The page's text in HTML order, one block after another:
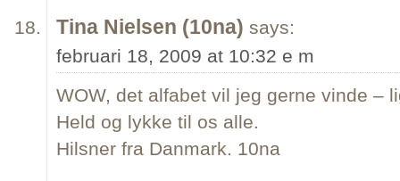
Tina Nielsen (10na) says:
februari 18, 2009 at 10:32 e m
WOW, det alfabet vil jeg gerne vinde –
Held og lykke til os alle.
Hilsner fra Danmark. 10na